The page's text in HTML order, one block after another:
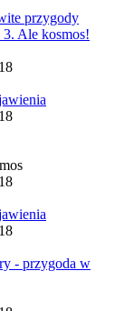
przygody
3. Ale kosmos!
- przygoda w